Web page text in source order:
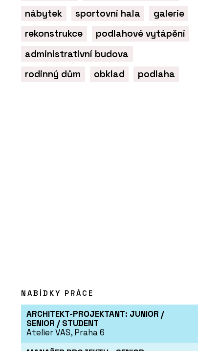
nábytek
sportovní hala
galerie
rekonstrukce
podlahové vytápění
administrativní budova
rodinný dům
obklad podlaha
NABÍDKY PRÁCE
ARCHITEKT-PROJEKTANT: JUNIOR /
SENIOR / STUDENT
Atelier VAS, Praha 6